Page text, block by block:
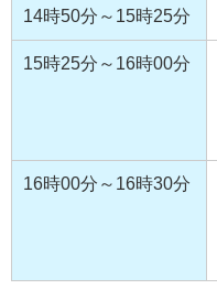
14時50分～15時25分
15時25分～16時00分
16時00分～16時30分